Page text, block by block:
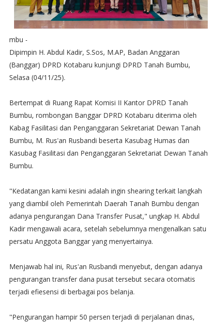
mbu -
Dipimpin H. Abdul Kadir, S.Sos, M.AP, Badan Anggaran
(Banggar) DPRD Kotabaru kunjungi DPRD Tanah Bumbu,
Selasa (04/11/25).
Bertempat di Ruang Rapat Komisi II Kantor DPRD Tanah
Bumbu, rombongan Banggar DPRD Kotabaru diterima oleh
Kabag Fasilitasi dan Penganggaran Sekretariat Dewan Tanah
Bumbu, M. Rus'an Rusbandi beserta Kasubag Humas dan
Kasubag Fasilitasi dan Penganggaran Sekretariat Dewan Tanah
Bumbu.
"Kedatangan kami kesini adalah ingin shearing terkait langkah
yang diambil oleh Pemerintah Daerah Tanah Bumbu dengan
adanya pengurangan Dana Transfer Pusat," ungkap H. Abdul
Kadir mengawali acara, setelah sebelumnya mengenalkan satu
persatu Anggota Banggar yang menyertainya.
Menjawab hal ini, Rus'an Rusbandi menyebut, dengan adanya
pengurangan transfer dana pusat tersebut secara otomatis
terjadi efiesensi di berbagai pos belanja.
"Pengurangan hampir 50 persen terjadi di perjalanan dinas,